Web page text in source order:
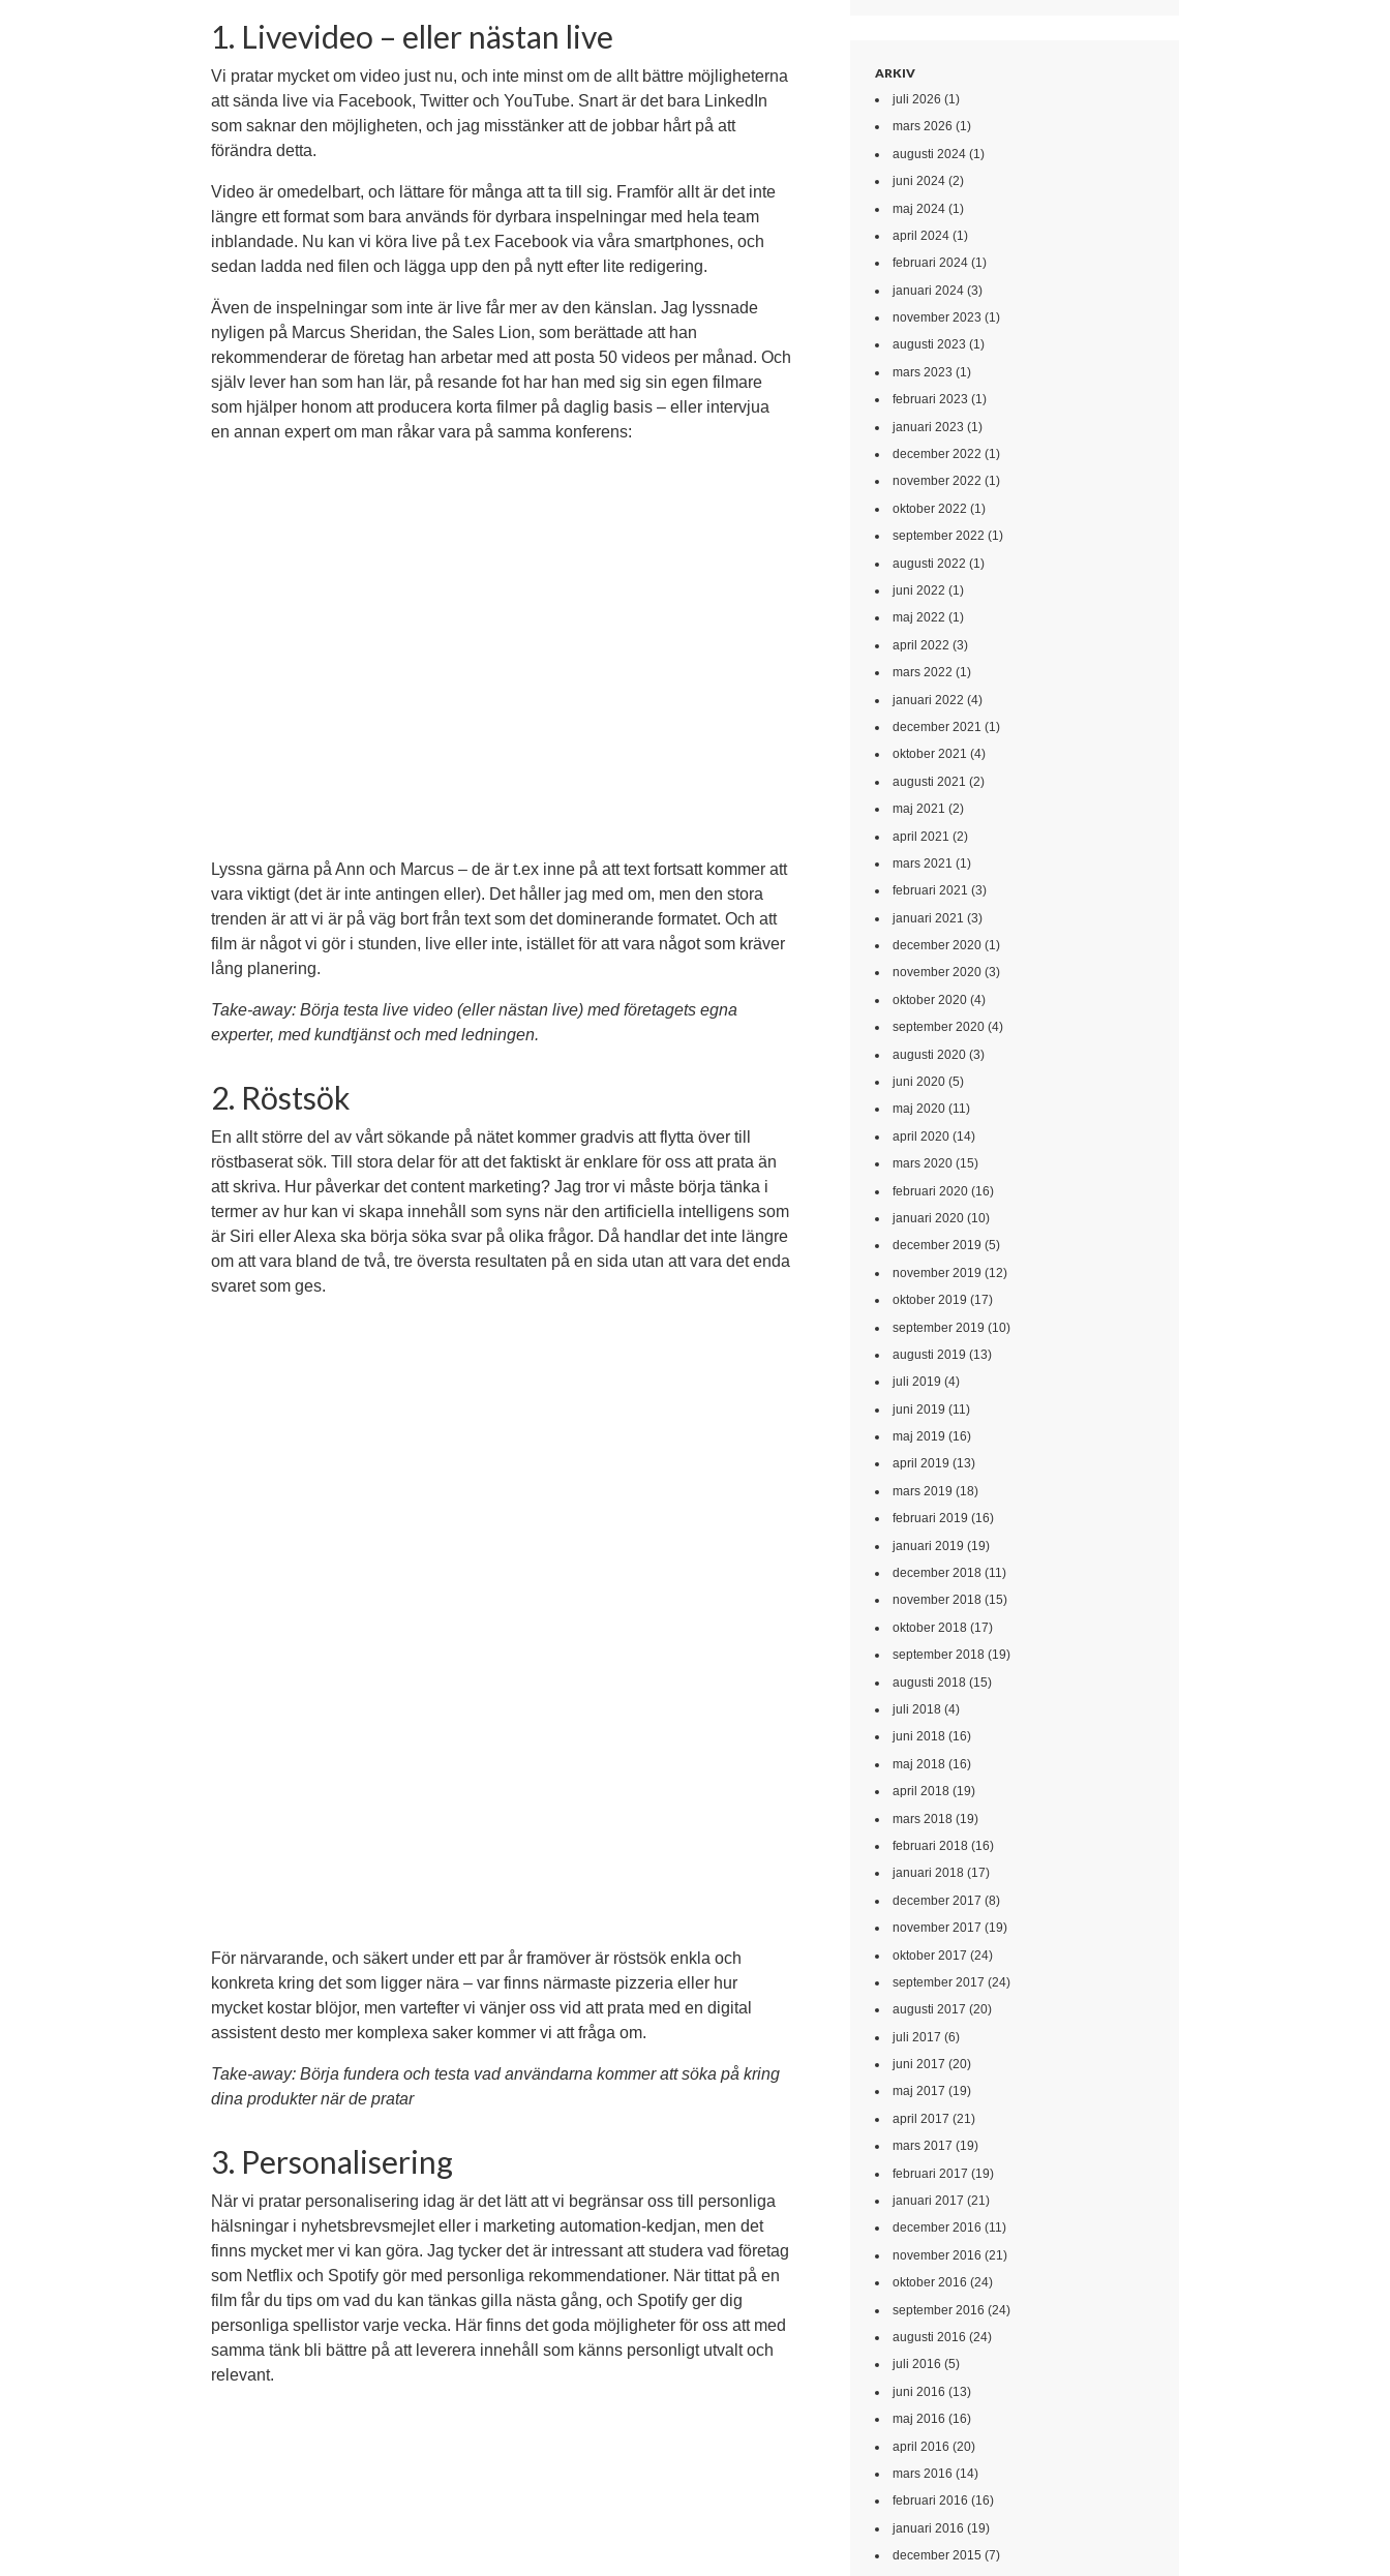
1. Livevideo – eller nästan live
Vi pratar mycket om video just nu, och inte minst om de allt bättre möjligheterna
att sända live via Facebook, Twitter och YouTube. Snart är det bara LinkedIn
som saknar den möjligheten, och jag misstänker att de jobbar hårt på att
förändra detta.
Video är omedelbart, och lättare för många att ta till sig. Framför allt är det inte
längre ett format som bara används för dyrbara inspelningar med hela team
inblandade. Nu kan vi köra live på t.ex Facebook via våra smartphones, och
sedan ladda ned filen och lägga upp den på nytt efter lite redigering.
Även de inspelningar som inte är live får mer av den känslan. Jag lyssnade
nyligen på Marcus Sheridan, the Sales Lion, som berättade att han
rekommenderar de företag han arbetar med att posta 50 videos per månad. Och
själv lever han som han lär, på resande fot har han med sig sin egen filmare
som hjälper honom att producera korta filmer på daglig basis – eller intervjua
en annan expert om man råkar vara på samma konferens:
Lyssna gärna på Ann och Marcus – de är t.ex inne på att text fortsatt kommer att
vara viktigt (det är inte antingen eller). Det håller jag med om, men den stora
trenden är att vi är på väg bort från text som det dominerande formatet. Och att
film är något vi gör i stunden, live eller inte, istället för att vara något som kräver
lång planering.
Take-away: Börja testa live video (eller nästan live) med företagets egna
experter, med kundtjänst och med ledningen.
2. Röstsök
En allt större del av vårt sökande på nätet kommer gradvis att flytta över till
röstbaserat sök. Till stora delar för att det faktiskt är enklare för oss att prata än
att skriva. Hur påverkar det content marketing? Jag tror vi måste börja tänka i
termer av hur kan vi skapa innehåll som syns när den artificiella intelligens som
är Siri eller Alexa ska börja söka svar på olika frågor. Då handlar det inte längre
om att vara bland de två, tre översta resultaten på en sida utan att vara det enda
svaret som ges.
För närvarande, och säkert under ett par år framöver är röstsök enkla och
konkreta kring det som ligger nära – var finns närmaste pizzeria eller hur
mycket kostar blöjor, men vartefter vi vänjer oss vid att prata med en digital
assistent desto mer komplexa saker kommer vi att fråga om.
Take-away: Börja fundera och testa vad användarna kommer att söka på kring
dina produkter när de pratar
3. Personalisering
När vi pratar personalisering idag är det lätt att vi begränsar oss till personliga
hälsningar i nyhetsbrevsmejlet eller i marketing automation-kedjan, men det
finns mycket mer vi kan göra. Jag tycker det är intressant att studera vad företag
som Netflix och Spotify gör med personliga rekommendationer. När tittat på en
film får du tips om vad du kan tänkas gilla nästa gång, och Spotify ger dig
personliga spellistor varje vecka. Här finns det goda möjligheter för oss att med
samma tänk bli bättre på att leverera innehåll som känns personligt utvalt och
relevant.
ARKIV
juli 2026 (1)
mars 2026 (1)
augusti 2024(1)
juni 2024(2)
maj 2024(1)
april 2024(1)
februari 2024(1)
januari 2024(3)
november 2023 (1)
augusti 2023 (1)
mars 2023 (1)
februari 2023 (1)
januari 2023 (1)
december 2022 (1)
november 2022 (1)
oktober 2022 (1)
september 2022 (1)
augusti 2022 (1)
juni 2022 (1)
maj 2022 (1)
april 2022 (3)
mars 2022 (1)
januari 2022 (4)
december 2021 (1)
oktober 2021 (4)
augusti 2021 (2)
maj 2021 (2)
april 2021 (2)
mars 2021 (1)
februari 2021 (3)
januari 2021 (3)
december 2020(1)
november 2020(3)
oktober 2020(4)
september 2020(4)
augusti 2020(3)
juni 2020(5)
maj 2020(11)
april 2020(14)
mars 2020(15)
februari 2020(16)
januari 2020(10)
december 2019 (5)
november 2019 (12)
oktober 2019 (17)
september 2019 (10)
augusti 2019 (13)
juli 2019 (4)
juni 2019 (11)
maj 2019 (16)
april 2019 (13)
mars 2019 (18)
februari 2019 (16)
januari 2019 (19)
december 2018(11)
november 2018(15)
oktober 2018(17)
september 2018(19)
augusti 2018(15)
juli 2018(4)
juni 2018(16)
maj 2018(16)
april 2018(19)
mars 2018(19)
februari 2018(16)
januari 2018(17)
december 2017 (8)
november 2017 (19)
oktober 2017 (24)
september 2017 (24)
augusti 2017 (20)
juli 2017 (6)
juni 2017 (20)
maj 2017 (19)
april 2017 (21)
mars 2017 (19)
februari 2017 (19)
januari 2017 (21)
december 2016 (11)
november 2016 (21)
oktober 2016 (24)
september 2016 (24)
augusti 2016 (24)
juli 2016 (5)
juni 2016 (13)
maj 2016 (16)
april 2016 (20)
mars 2016 (14)
februari 2016 (16)
januari 2016 (19)
december 2015 (7)